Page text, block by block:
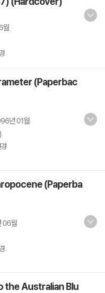
월
(Paperbac
년 01월
(Paperba
06월
the Australian Blu